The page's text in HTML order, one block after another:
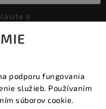
podporu fungovania
služieb. Používaním
súborov cookie.
práva vyhradené.